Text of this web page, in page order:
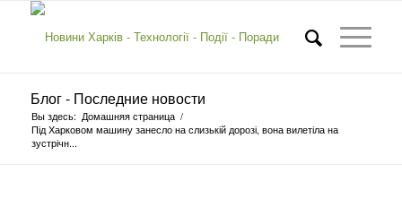
Блог - Последние новости
Вы здесь: Домашняя страница /
Під Харковом машину занесло на слизькій дорозі, вона вилетіла на
зустрічн...